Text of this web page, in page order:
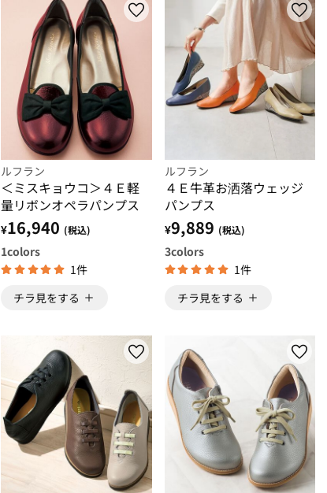
ルフラン
＜ミスキョウコ＞４Ｅ軽
量リボンオペラパンプス
¥16,940 (税込)
1colors
1件
チラ見をする
ルフラン
４Ｅ牛革お洒落ウェッジ
パンプス
¥9,889 (税込)
3colors
1件
チラ見をする